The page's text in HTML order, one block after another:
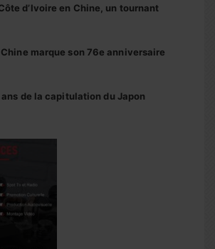
d’Ivoire en Chine, un tournant
marque son 76e anniversaire
de la capitulation du Japon